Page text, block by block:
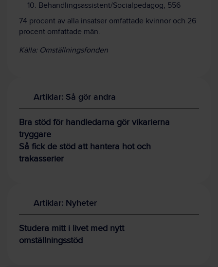
Behandlingsassistent/Socialpedagog, 556
74 procent av alla insatser omfattade kvinnor och 26
procent omfattade män.
Källa: Omställningsfonden
Artiklar: Så gör andra
Bra stöd för handledarna gör vikarierna
tryggare
Så fick de stöd att hantera hot och
trakasserier
Artiklar: Nyheter
Studera mitt i livet med nytt
omställningsstöd